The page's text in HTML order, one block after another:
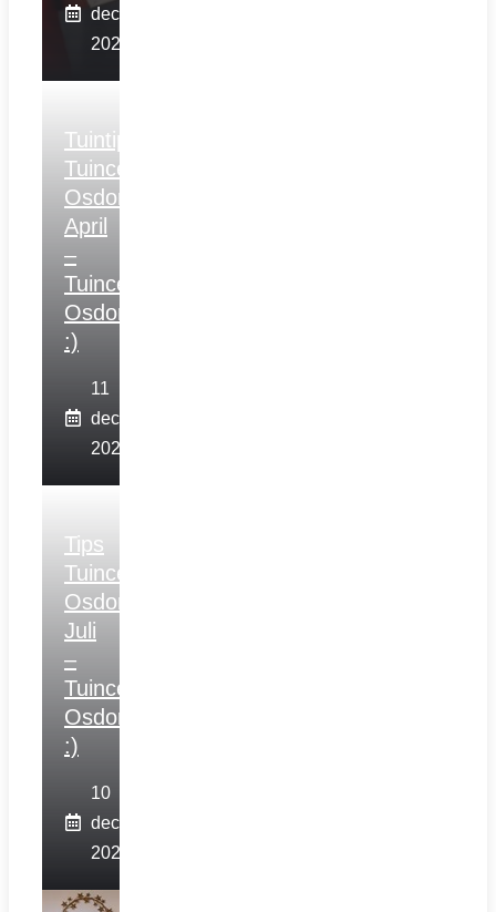
december
2025
Tuintips
Tuincentrum
Osdorp
April
–
Tuincentrum
Osdorp
:)
11
december
2025
Tips
Tuincentrum
Osdorp
Juli
–
Tuincentrum
Osdorp
:)
10
december
2025